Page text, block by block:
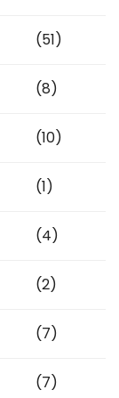
(51)
(8)
(10)
(1)
(4)
(2)
(7)
(7)